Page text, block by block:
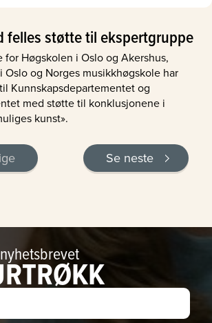
felles støtte til ekspertgruppe
for Høgskolen i Oslo og Akershus,
Oslo og Norges musikkhøgskole har
Kunnskapsdepartementet og
med støtte til konklusjonene i
kunst».
Se neste